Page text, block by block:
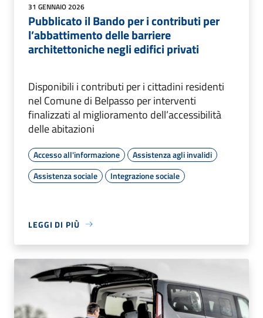
31 GENNAIO 2026
Pubblicato il Bando per i contributi per
l’abbattimento delle barriere
architettoniche negli edifici privati
Disponibili i contributi per i cittadini residenti
nel Comune di Belpasso per interventi
finalizzati al miglioramento dell’accessibilità
delle abitazioni
Accesso all'informazione
Assistenza agli invalidi
Assistenza sociale
Integrazione sociale
LEGGI DI PIÙ